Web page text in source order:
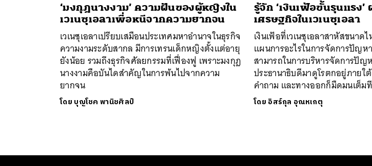
‘มงกุฎนางงาม’ ความฝันของผู้หญิงใน
เวเนซุเอลาเพื่อหนีจากความยากจน
เวเนซุเอลาเปรียบเสมือนประเทศมหาอำนาจในธุรกิจ
ความงามระดับสากล มีการเทรนเด็กหญิงตั้งแต่อายุ
ยังน้อย รวมถึงธุรกิจศัลยกรรมที่เฟื่องฟู เพราะมงกุฎ
นางงามคือบันไดสำคัญในการพ้นไปจากความ
ยากจน
โดย บุญโชค พานิชศิลป์
รู้จัก ‘เงินเฟ้อขั้นรุนแรง
เศรษฐกิจในเวเนซุเอลา
เงินเฟ้อที่เวเนซุเอลาสาหัสขนาด
แผนการอะไรในการจัดการปัญห
สามารถในการบริหารจัดการปัญ
ประธานาธิบดีมาดูโรตกอยู่ภายใ
คำถาม และทางออกก็มืดมนเต็มที
โดย อิสร์กุล อุณหเกตุ
ค้นหา
SHARE TWEET LINE